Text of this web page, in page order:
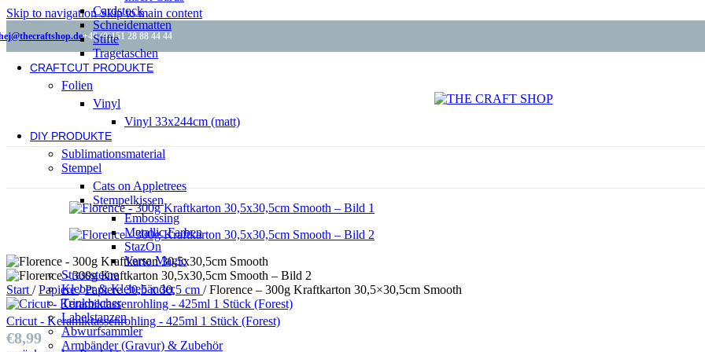
Skip to navigationSkip to main content
+49 (0)151 28 88 44 44
Cardstock
Schneidematten
Stifte
Tragetaschen
CRAFTCUT PRODUKTE
Folien
Vinyl
Vinyl 33x244cm (matt)
DIY PRODUKTE
Sublimationsmaterial
Stempel
Cats on Appletrees
Stempelkissen
Embossing
Metallic Farben
StazOn
Versa Magic
Strasssteine
Kleber & Klebebänder
Trinkbecher
Labelstanzen
Abwurfsammler
Armbänder (Gravur) & Zubehör
Start / Papiere/ Papiere 30,5 x 30,5 cm / Florence – 300g Kraftkarton 30,5×30,5cm Smooth
Cricut - Keramiktassenrohling - 425ml 1 Stück (Forest)
€8,99